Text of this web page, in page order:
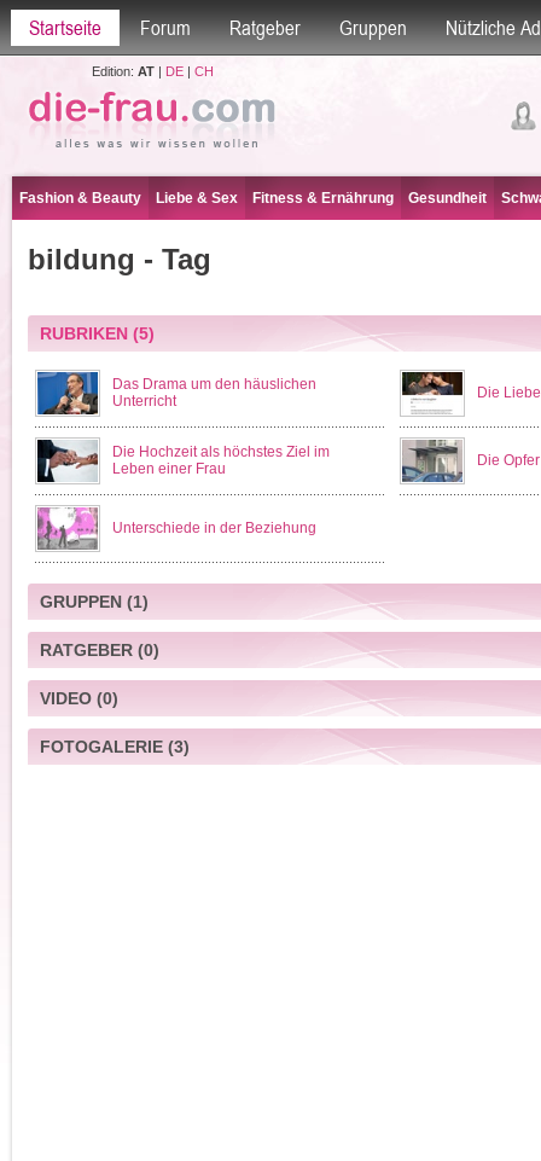
Startseite Forum Ratgeber Gruppen Nützliche
Edition: AT| DE| CH
Fashion & Beauty Liebe & Sex Fitness & Ernährung Gesundheit
bildung - Tag
RUBRIKEN(5)
Das Drama um den häuslichen
Unterricht
Die
Die Hochzeit als höchstes Ziel im
Leben einer Frau
Die
Unterschiede in der Beziehung
GRUPPEN(1)
Ich möchte alles erleben
RATGEBER(0)
VIDEO(0)
FOTOGALERIE(3)